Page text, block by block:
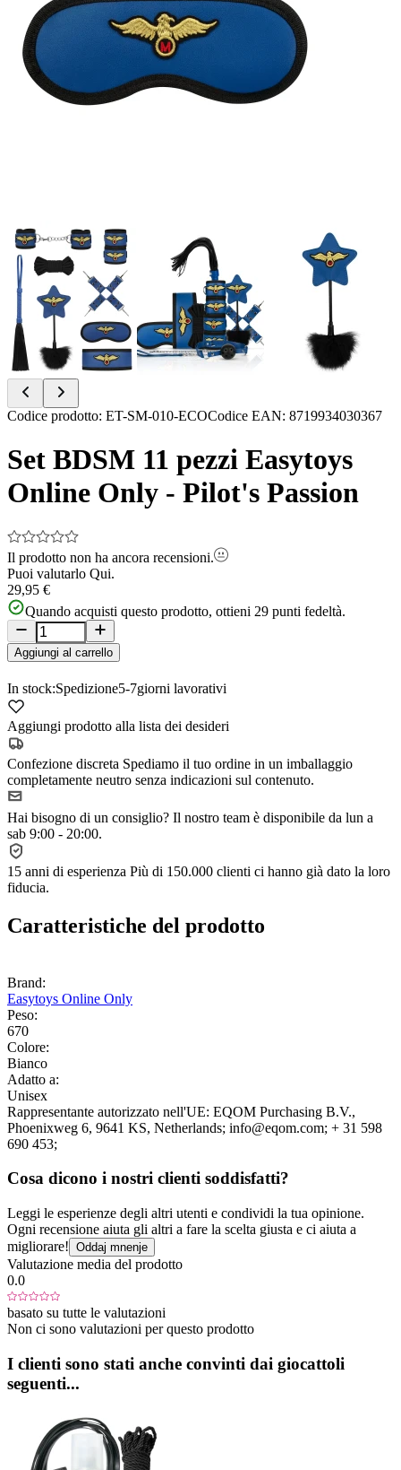
Item
of
10
Codice prodotto: ET-SM-010-ECOCodice EAN: 8719934030367
Set BDSM 11 pezzi Easytoys
Online Only - Pilot's Passion
Il prodotto non ha ancora recensioni.
Puoi valutarlo Qui.
29,95 €
Quando acquisti questo prodotto, ottieni 29 punti fedeltà.
Aggiungi al carrello
In stock:Spedizione5-7giorni lavorativi
Aggiungi prodotto alla lista dei desideri
Confezione discreta Spediamo il tuo ordine in un imballaggio
completamente neutro senza indicazioni sul contenuto.
Hai bisogno di un consiglio? Il nostro team è disponibile da lun a
sab 9:00 - 20:00.
15 anni di esperienza Più di 150.000 clienti ci hanno già dato la loro
fiducia.
Caratteristiche del prodotto
Brand:
Easytoys Online Only
Peso:
670
Colore:
Bianco
Adatto a:
Unisex
Rappresentante autorizzato nell'UE: EQOM Purchasing B.V.,
Phoenixweg 6, 9641 KS, Netherlands; info@eqom.com; + 31 598
690 453;
Cosa dicono i nostri clienti soddisfatti?
Leggi le esperienze degli altri utenti e condividi la tua opinione.
Ogni recensione aiuta gli altri a fare la scelta giusta e ci aiuta a
migliorare! Oddaj mnenje
Valutazione media del prodotto
0.0
basato su tutte le valutazioni
Non ci sono valutazioni per questo prodotto
I clienti sono stati anche convinti dai giocattoli
seguenti...